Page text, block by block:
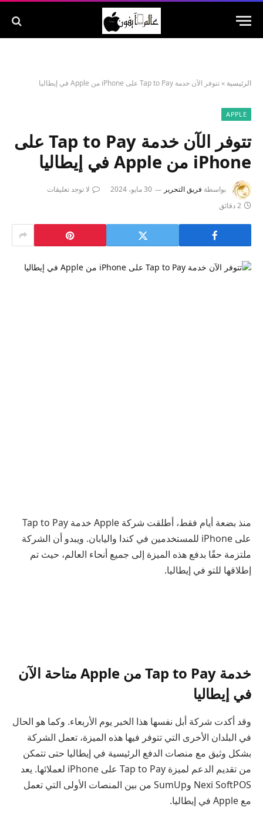
الرئيسية »تتوفر الآن خدمة Tap to Pay على iPhone من Apple في إيطاليا
APPLE
تتوفر الآن خدمة Tap to Pay على
iPhone من Apple في إيطاليا
بواسطة فريق التحرير 30 مايو، 2024
لا توجد تعليقات
2 دقائق
منذ بضعة أيام فقط، أطلقت شركة Apple خدمة Tap to Pay
على iPhone للمستخدمين في كندا واليابان. ويبدو أن الشركة
ملتزمة حقًا بدفع هذه الميزة إلى جميع أنحاء العالم، حيث تم
إطلاقها للتو في إيطاليا.
خدمة Tap to Pay من Apple متاحة الآن
في إيطاليا
وقد أكدت شركة أبل نفسها هذا الخبر يوم الأربعاء. وكما هو الحال
في البلدان الأخرى التي تتوفر فيها هذه الميزة، تعمل الشركة
بشكل وثيق مع منصات الدفع الرئيسية في إيطاليا حتى تتمكن
من تقديم الدعم لميزة Tap to Pay على iPhone لعملائها. يعد
Nexi SoftPOS وSumUp من بين المنصات الأولى التي تعمل
مع Apple في إيطاليا.